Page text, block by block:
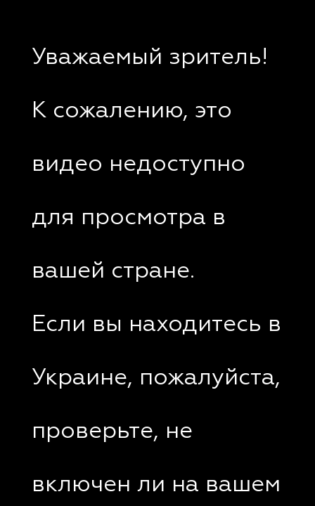
Уважаемый зритель!
К сожалению, это
видео недоступно
для просмотра в
вашей стране.
Если вы находитесь в
Украине, пожалуйста,
проверьте, не
включен ли на вашем